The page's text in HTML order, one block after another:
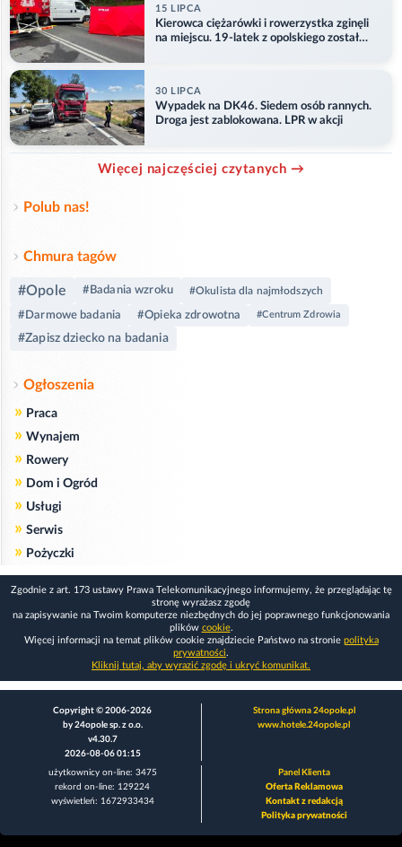
15 LIPCA
Kierowca ciężarówki i rowerzystka zginęli
na miejscu. 19-latek z opolskiego został
30 LIPCA
Wypadek na DK46. Siedem osób rannych.
Droga jest zablokowana. LPR w akcji
Więcej najczęściej czytanych →
Polub nas!
Chmura tagów
#Opole #Badania wzroku #Okulista dla najmłodszych
#Darmowe badania #Opieka zdrowotna #Centrum Zdrowia
#Zapisz dziecko na badania
Ogłoszenia
» Praca
» Wynajem
» Rowery
» Dom i Ogród
» Usługi
» Serwis
» Pożyczki
Zgodnie z art. 173 ustawy Prawa Telekomunikacyjnego informujemy, że przeglądając tę
stronę wyrażasz zgodę
na zapisywanie na Twoim komputerze niezbędnych do jej poprawnego funkcjonowania
plików cookie.
Więcej informacji na temat plików cookie znajdziecie Państwo na stronie polityka
prywatności.
Kliknij tutaj, aby wyrazić zgodę i ukryć komunikat.
Copyright © 2006-2026
by 24opole sp. z o.o.
v4.30.7
2026-08-06 01:15
Strona główna 24opole.pl
www.hotele.24opole.pl
użytkownicy on-line: 3475
rekord on-line: 129224
wyświetleń: 1672933434
Panel Klienta
Oferta Reklamowa
Kontakt z redakcją
Polityka prywatności